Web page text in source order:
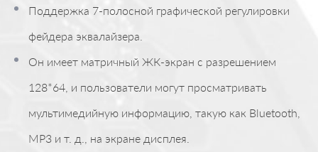
Поддержка 7-полосной графической регулировки
фейдера эквалайзера.
Он имеет матричный ЖК-экран с разрешением
128*64, и пользователи могут просматривать
мультимедийную информацию, такую ​​как Bluetooth,
MP3 и т. д., на экране дисплея.